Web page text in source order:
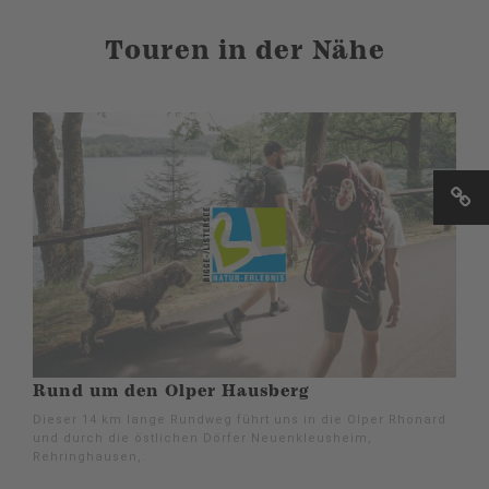
Touren in der Nähe
Rund um den Olper Hausberg
Dieser 14 km lange Rundweg führt uns in die Olper Rhonard
und durch die östlichen Dörfer Neuenkleusheim,
Rehringhausen,.